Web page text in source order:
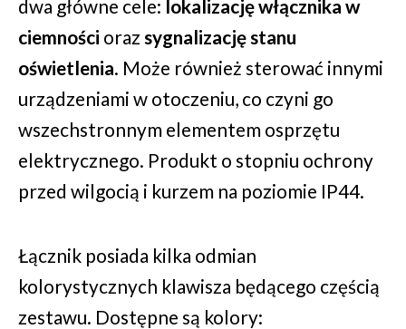
dwa główne cele: lokalizację włącznika w
ciemności oraz sygnalizację stanu
oświetlenia. Może również sterować innymi
urządzeniami w otoczeniu, co czyni go
wszechstronnym elementem osprzętu
elektrycznego. Produkt o stopniu ochrony
przed wilgocią i kurzem na poziomie IP44.
Łącznik posiada kilka odmian
kolorystycznych klawisza będącego częścią
zestawu. Dostępne są kolory: